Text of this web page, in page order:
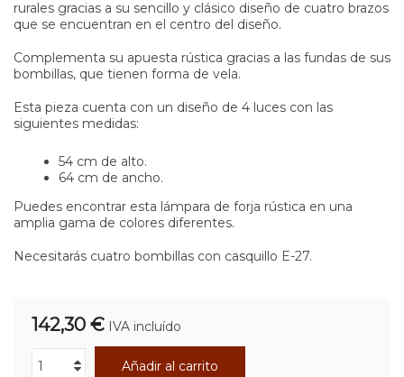
rurales gracias a su sencillo y clásico diseño de cuatro brazos
que se encuentran en el centro del diseño.
Complementa su apuesta rústica gracias a las fundas de sus
bombillas, que tienen forma de vela.
Esta pieza cuenta con un diseño de 4 luces con las
siguientes medidas:
54 cm de alto.
64 cm de ancho.
Puedes encontrar esta lámpara de forja rústica en una
amplia gama de colores diferentes.
Necesitarás cuatro bombillas con casquillo E-27.
142,30 € IVA incluído
Añadir al carrito